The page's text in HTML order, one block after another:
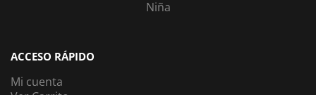
Niña
ACCESO RÁPIDO
Mi cuenta